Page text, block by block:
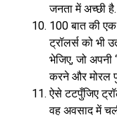
जनता में अच्छी है.
100 बात की एक
ट्रॉलर्स को भी
भेजिए, जो अपनी
करने और मोरल
ऐसे टटपुँजिए
वह अवसाद में